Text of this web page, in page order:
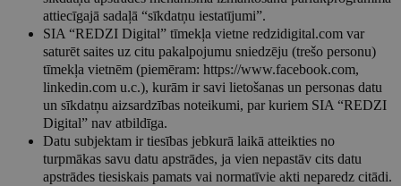
attiecīgajā sadaļā “sīkdatņu iestatījumi”.
SIA “REDZI Digital” tīmekļa vietne redzidigital.com var
saturēt saites uz citu pakalpojumu sniedzēju (trešo personu)
tīmekļa vietnēm (piemēram: https://www.facebook.com,
linkedin.com u.c.), kurām ir savi lietošanas un personas datu
un sīkdatņu aizsardzības noteikumi, par kuriem SIA “REDZI
Digital” nav atbildīga.
Datu subjektam ir tiesības jebkurā laikā atteikties no
turpmākas savu datu apstrādes, ja vien nepastāv cits datu
apstrādes tiesiskais pamats vai normatīvie akti neparedz citādi.